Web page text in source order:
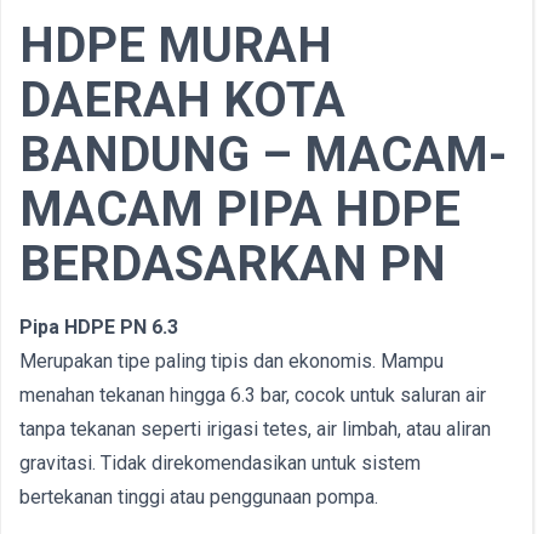
HDPE MURAH
DAERAH KOTA
BANDUNG – MACAM-
MACAM PIPA HDPE
BERDASARKAN PN
Pipa HDPE PN 6.3
Merupakan tipe paling tipis dan ekonomis. Mampu
menahan tekanan hingga 6.3 bar, cocok untuk saluran air
tanpa tekanan seperti irigasi tetes, air limbah, atau aliran
gravitasi. Tidak direkomendasikan untuk sistem
bertekanan tinggi atau penggunaan pompa.